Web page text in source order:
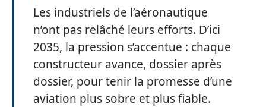
Les industriels de l’aéronautique
n’ont pas relâché leurs efforts. D’ici
2035, la pression s’accentue : chaque
constructeur avance, dossier après
dossier, pour tenir la promesse d’une
aviation plus sobre et plus fiable.